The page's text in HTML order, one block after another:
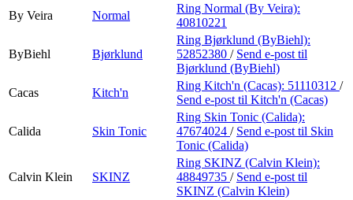
By Veira
Normal
Ring Normal (By Veira):
40810221
ByBiehl Bjørklund
Ring Bjørklund (ByBiehl):
52852380 / Send e-post til
Bjørklund (ByBiehl)
Cacas
Kitch'n
Ring Kitch'n (Cacas): 51110312 /
Send e-post til Kitch'n (Cacas)
Calida Skin Tonic
Ring Skin Tonic (Calida):
47674024 / Send e-post til Skin
Tonic (Calida)
Calvin Klein SKINZ
Ring SKINZ (Calvin Klein):
48849735 / Send e-post til
SKINZ (Calvin Klein)